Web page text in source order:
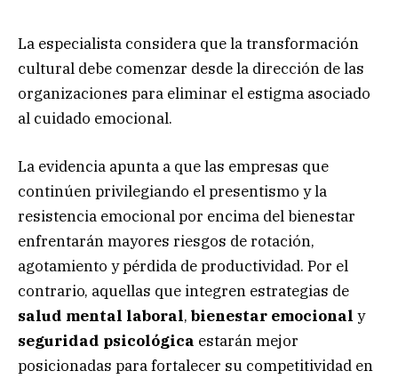
La especialista considera que la transformación
cultural debe comenzar desde la dirección de las
organizaciones para eliminar el estigma asociado
al cuidado emocional.
La evidencia apunta a que las empresas que
continúen privilegiando el presentismo y la
resistencia emocional por encima del bienestar
enfrentarán mayores riesgos de rotación,
agotamiento y pérdida de productividad. Por el
contrario, aquellas que integren estrategias de
salud mental laboral, bienestar emocional y
seguridad psicológica estarán mejor
posicionadas para fortalecer su competitividad en